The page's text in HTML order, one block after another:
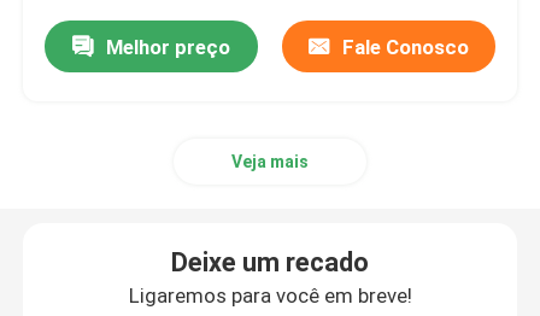
Melhor preço Fale Conosco
Veja mais
Deixe um recado
Ligaremos para você em breve!